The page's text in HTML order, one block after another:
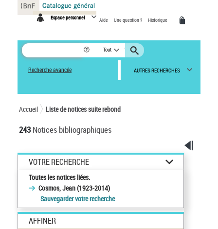
Espace personnel Aide Une question ? Historique
Tout
Recherche avancée AUTRES RECHERCHES
Accueil Liste de notices suite rebond
243 Notices bibliographiques
VOTRE RECHERCHE
Toutes les notices liées.
Cosmos, Jean (1923-2014)
Sauvegarder votre recherche
AFFINER
Panneau de gestion des cookies